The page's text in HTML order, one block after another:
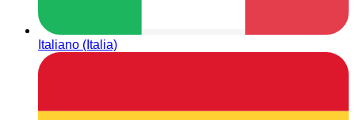
Italiano (Italia)